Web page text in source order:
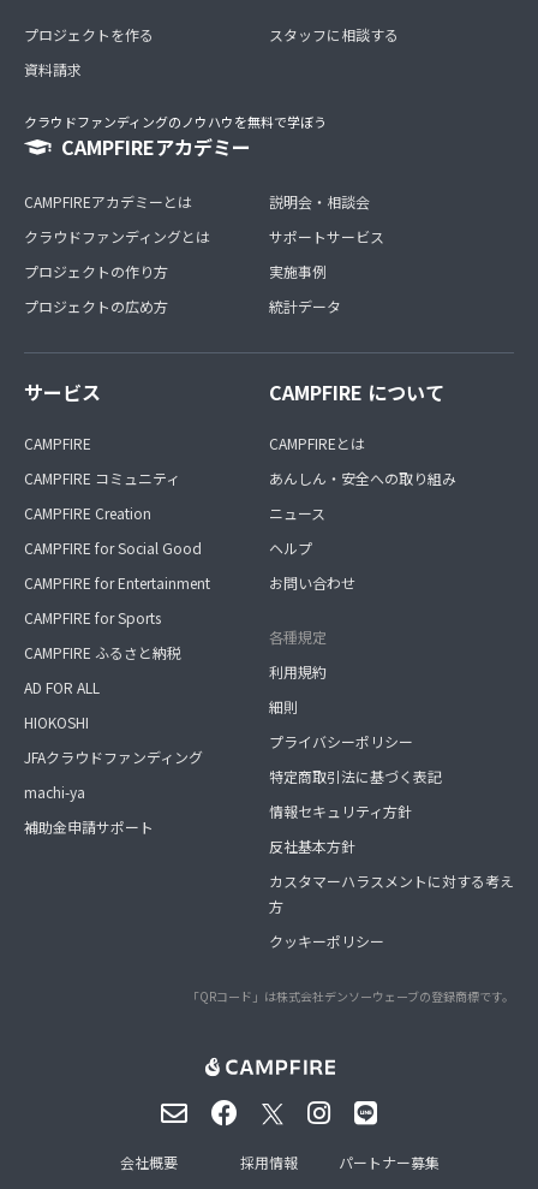
プロジェクトを作る
資料請求
スタッフに相談する
クラウドファンディングのノウハウを無料で学ぼう
CAMPFIREアカデミー
CAMPFIREアカデミーとは
クラウドファンディングとは
プロジェクトの作り方
プロジェクトの広め方
説明会・相談会
サポートサービス
実施事例
統計データ
サービス
CAMPFIRE
CAMPFIRE コミュニティ
CAMPFIRE Creation
CAMPFIRE for Social Good
CAMPFIRE for Entertainment
CAMPFIRE for Sports
CAMPFIRE ふるさと納税
AD FOR ALL
HIOKOSHI
JFAクラウドファンディング
machi-ya
補助金申請サポート
CAMPFIRE について
CAMPFIREとは
あんしん・安全への取り組み
ニュース
ヘルプ
お問い合わせ
各種規定
利用規約
細則
プライバシーポリシー
特定商取引法に基づく表記
情報セキュリティ方針
反社基本方針
カスタマーハラスメントに対する考え
方
クッキーポリシー
「QRコード」は株式会社デンソーウェーブの登録商標です。
会社概要 採用情報 パートナー募集